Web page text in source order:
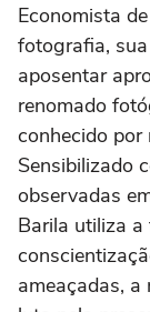
Economista
fotografia,
aposentar
renomado
conhecido
Sensibilizado
observadas
Barila utiliza
ameaçadas, a